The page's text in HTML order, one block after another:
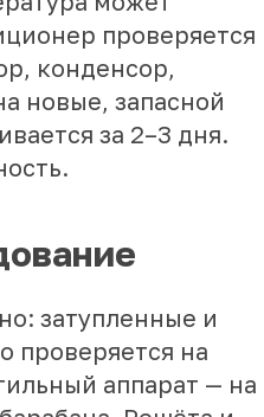
проверяется
конденсор,
новые, запасной
за 2–3 дня.
затупленные и
проверяется на
аппарат — на